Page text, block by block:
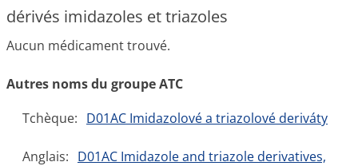
dérivés imidazoles et triazoles
Aucun médicament trouvé.
Autres noms du groupe ATC
Tchèque: D01AC Imidazolové a triazolové deriváty
Anglais: D01AC Imidazole and triazole derivatives,